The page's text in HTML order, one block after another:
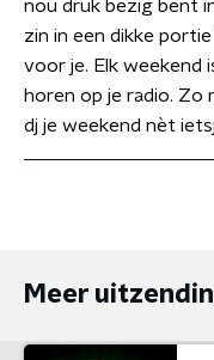
nou druk bezig bent
zin in een dikke
voor je. Elk weekend
horen op je radio.
dj je weekend nèt
Meer